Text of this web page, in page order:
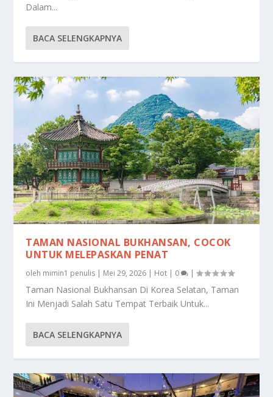
Dalam...
BACA SELENGKAPNYA
TAMAN NASIONAL BUKHANSAN, COCOK
UNTUK MELEPASKAN PENAT
oleh mimin1 penulis | Mei 29, 2026 | Hot | 0 |
Taman Nasional Bukhansan Di Korea Selatan, Taman
Ini Menjadi Salah Satu Tempat Terbaik Untuk...
BACA SELENGKAPNYA